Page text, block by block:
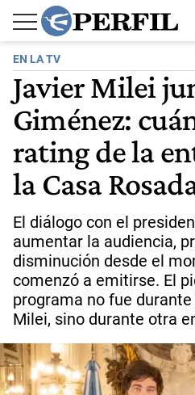
EN LA TV
Javier Milei
Giménez:
rating de la
la Casa
El diálogo con el
aumentar la audiencia,
disminución desde el
comenzó a emitirse. El
programa no fue
Milei, sino durante otra